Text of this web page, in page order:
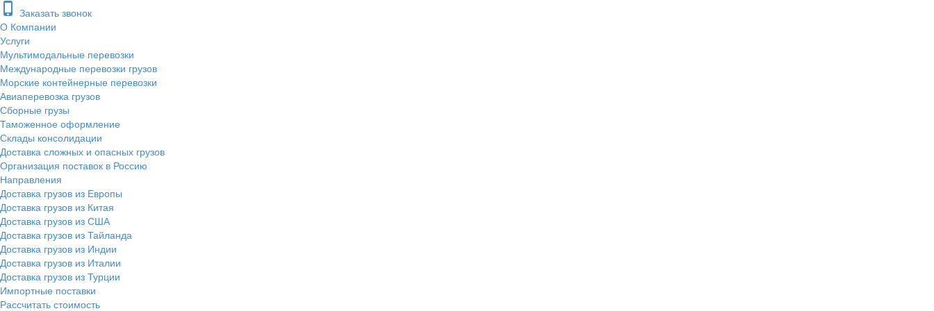
phone_iphone Заказать звонок
О Компании
Услуги
Мультимодальные перевозки
Международные перевозки грузов
Морские контейнерные перевозки
Авиаперевозка грузов
Сборные грузы
Таможенное оформление
Склады консолидации
Доставка сложных и опасных грузов
Организация поставок в Россию
Направления
Доставка грузов из Европы
Доставка грузов из Китая
Доставка грузов из США
Доставка грузов из Тайланда
Доставка грузов из Индии
Доставка грузов из Италии
Доставка грузов из Турции
Импортные поставки
Рассчитать стоимость